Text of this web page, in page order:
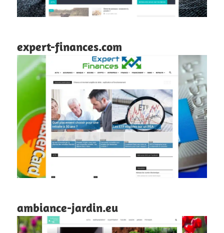
expert-finances.com
ambiance-jardin.eu